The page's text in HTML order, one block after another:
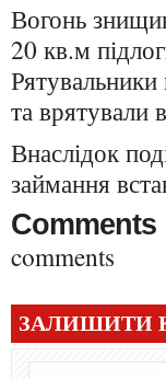
Вогонь
20 кв.м
та врятували
Внаслідок
займання
Comments
comments
ЗАЛИШИТИ